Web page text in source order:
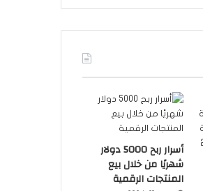
أسرار ربح 5000 دولار
شهريًا من خلال بيع
المنتجات الرقمية